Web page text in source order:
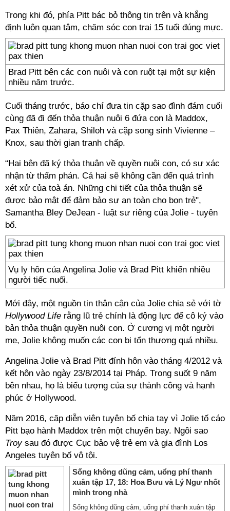
Trong khi đó, phía Pitt bác bỏ thông tin trên và khẳng
định luôn quan tâm, chăm sóc con trai 15 tuổi đúng mực.
Brad Pitt bên các con nuôi và con ruột tại một sự kiện
nhiều năm trước.
Cuối tháng trước, báo chí đưa tin cặp sao đình đám cuối
cùng đã đi đến thỏa thuận nuôi 6 đứa con là Maddox,
Pax Thiên, Zahara, Shiloh và cặp song sinh Vivienne –
Knox, sau thời gian tranh chấp.
“Hai bên đã ký thỏa thuận về quyền nuôi con, có sự xác
nhận từ thẩm phán. Cả hai sẽ không cần đến quá trình
xét xử của toà án. Những chi tiết của thỏa thuận sẽ
được bảo mật để đảm bảo sự an toàn cho bọn trẻ",
Samantha Bley DeJean - luật sư riêng của Jolie - tuyên
bố.
Vụ ly hôn của Angelina Jolie và Brad Pitt khiến nhiều
người tiếc nuối.
Mới đây, một nguồn tin thân cận của Jolie chia sẻ với tờ
Hollywood Life rằng lũ trẻ chính là động lực để cô ký vào
bản thỏa thuận quyền nuôi con. Ở cương vị một người
mẹ, Jolie không muốn các con bị tổn thương quá nhiều.
Angelina Jolie và Brad Pitt đính hôn vào tháng 4/2012 và
kết hôn vào ngày 23/8/2014 tại Pháp. Trong suốt 9 năm
bên nhau, họ là biểu tượng của sự thành công và hạnh
phúc ở Hollywood.
Năm 2016, cặp diễn viên tuyên bố chia tay vì Jolie tố cáo
Pitt bạo hành Maddox trên một chuyến bay. Ngôi sao
Troy sau đó được Cục bảo vệ trẻ em và gia đình Los
Angeles tuyên bố vô tội.
Sống không dũng cảm, uổng phí thanh
xuân tập 17, 18: Hoa Bưu và Lý Ngư nhốt
mình trong nhà
Sống không dũng cảm, uổng phí thanh xuân tập